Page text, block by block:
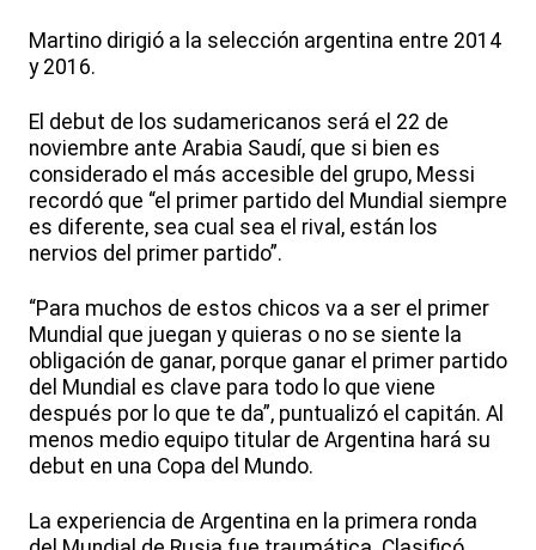
Martino dirigió a la selección argentina entre 2014
y 2016.
El debut de los sudamericanos será el 22 de
noviembre ante Arabia Saudí, que si bien es
considerado el más accesible del grupo, Messi
recordó que “el primer partido del Mundial siempre
es diferente, sea cual sea el rival, están los
nervios del primer partido”.
“Para muchos de estos chicos va a ser el primer
Mundial que juegan y quieras o no se siente la
obligación de ganar, porque ganar el primer partido
del Mundial es clave para todo lo que viene
después por lo que te da”, puntualizó el capitán. Al
menos medio equipo titular de Argentina hará su
debut en una Copa del Mundo.
La experiencia de Argentina en la primera ronda